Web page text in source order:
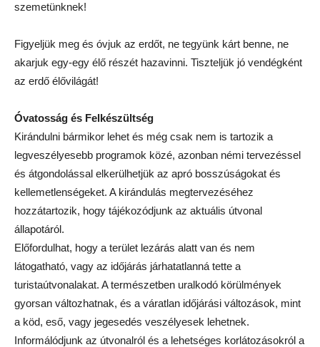
szemetünknek!
Figyeljük meg és óvjuk az erdőt, ne tegyünk kárt benne, ne
akarjuk egy-egy élő részét hazavinni. Tiszteljük jó vendégként
az erdő élővilágát!
Óvatosság és Felkészültség
Kirándulni bármikor lehet és még csak nem is tartozik a
legveszélyesebb programok közé, azonban némi tervezéssel
és átgondolással elkerülhetjük az apró bosszúságokat és
kellemetlenségeket. A kirándulás megtervezéséhez
hozzátartozik, hogy tájékozódjunk az aktuális útvonal
állapotáról.
Előfordulhat, hogy a terület lezárás alatt van és nem
látogatható, vagy az időjárás járhatatlanná tette a
turistaútvonalakat. A természetben uralkodó körülmények
gyorsan változhatnak, és a váratlan időjárási változások, mint
a köd, eső, vagy jegesedés veszélyesek lehetnek.
Informálódjunk az útvonalról és a lehetséges korlátozásokról a